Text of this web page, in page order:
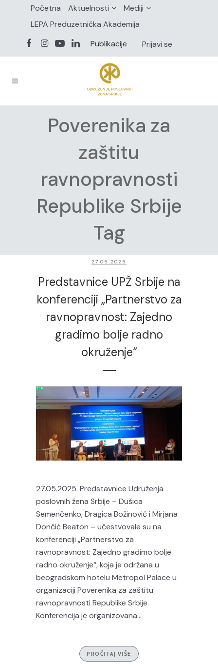
Početna Aktuelnosti
Mediji
LEPA Preduzetnička Akademija
Publikacije
Prijavi se
Poverenika za
zaštitu
ravnopravnosti
Republike Srbije
Tag
27.05.2025
Predstavnice UPŽ Srbije na
konferenciji „Partnerstvo za
ravnopravnost: Zajedno
gradimo bolje radno
okruženje“
27.05.2025. Predstavnice Udruženja
poslovnih žena Srbije – Dušica
Semenčenko, Dragica Božinović i Mirjana
Dončić Beaton – učestvovale su na
konferenciji „Partnerstvo za
ravnopravnost: Zajedno gradimo bolje
radno okruženje“, koja je održana u
beogradskom hotelu Metropol Palace u
organizaciji Poverenika za zaštitu
ravnopravnosti Republike Srbije.
Konferencija je organizovana...
PROČITAJ VIŠE